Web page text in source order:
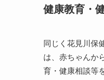
健康教育・
同じく花見川保
は、赤ちゃんか
育・健康相談等